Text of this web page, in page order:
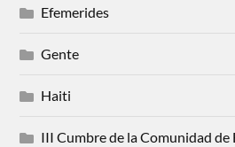
Efemerides
Gente
Haiti
III Cumbre de la Comunidad de